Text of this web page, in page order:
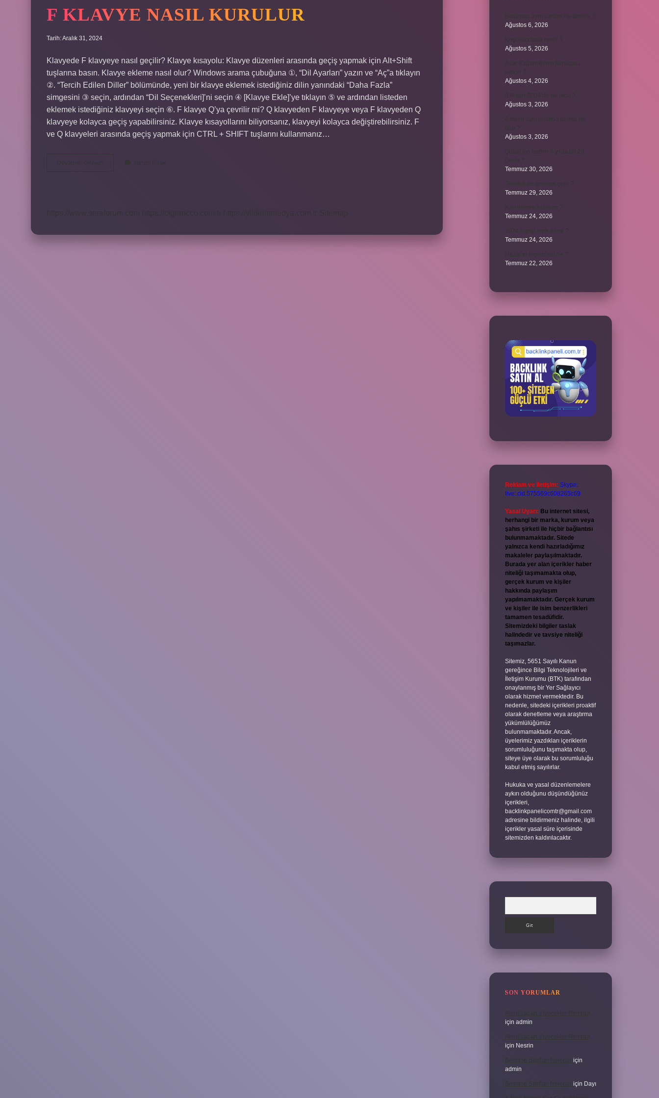
F KLAVYE NASIL KURULUR
Tarih: Aralık 31, 2024
Klavyede F klavyeye nasıl geçilir? Klavye kısayolu: Klavye düzenleri arasında geçiş yapmak için Alt+Shift
tuşlarına basın. Klavye ekleme nasıl olur? Windows arama çubuğuna ①, “Dil Ayarları” yazın ve “Aç”a tıklayın
②. “Tercih Edilen Diller” bölümünde, yeni bir klavye eklemek istediğiniz dilin yanındaki “Daha Fazla”
simgesini ③ seçin, ardından “Dil Seçenekleri]’ni seçin ④ [Klavye Ekle]’ye tıklayın ⑤ ve ardından listeden
eklemek istediğiniz klavyeyi seçin ⑥. F klavye Q’ya çevrilir mi? Q klavyeden F klavyeye veya F klavyeden Q
klavyeye kolayca geçiş yapabilirsiniz. Klavye kısayollarını biliyorsanız, klavyeyi kolayca değiştirebilirsiniz. F
ve Q klavyeleri arasında geçiş yapmak için CTRL + SHIFT tuşlarını kullanmanız…
Ağustos 6, 2026
Ağustos 5, 2026
Ağustos 4, 2026
Ağustos 3, 2026
Ağustos 3, 2026
Temmuz 30, 2026
Temmuz 29, 2026
Temmuz 24, 2026
Temmuz 24, 2026
Temmuz 22, 2026
Reklam ve İletişim: Skype:
live:.cid.575569c608265c69
Yasal Uyarı: Bu internet sitesi,
herhangi bir marka, kurum veya
şahıs şirketi ile hiçbir bağlantısı
bulunmamaktadır. Sitede
yalnızca kendi hazırladığımız
makaleler paylaşılmaktadır.
Burada yer alan içerikler haber
niteliği taşımamakta olup,
gerçek kurum ve kişiler
hakkında paylaşım
yapılmamaktadır. Gerçek kurum
ve kişiler ile isim benzerlikleri
tamamen tesadüfidir.
Sitemizdeki bilgiler taslak
halindedir ve tavsiye niteliği
taşımazlar.
Sitemiz, 5651 Sayılı Kanun
gereğince Bilgi Teknolojileri ve
İletişim Kurumu (BTK) tarafından
onaylanmış bir Yer Sağlayıcı
olarak hizmet vermektedir. Bu
nedenle, sitedeki içerikleri proaktif
olarak denetleme veya araştırma
yükümlülüğümüz
bulunmamaktadır. Ancak,
üyelerimiz yazdıkları içeriklerin
sorumluluğunu taşımakta olup,
siteye üye olarak bu sorumluluğu
kabul etmiş sayılırlar.
Hukuka ve yasal düzenlemelere
aykırı olduğunu düşündüğünüz
içerikleri,
backlinkpanelicomtr@gmail.com
adresine bildirmeniz halinde, ilgili
içerikler yasal süre içerisinde
sitemizden kaldırılacaktır.
SON YORUMLAR
Alerji Yapan Yiyecekler Nelerdir
için admin
Alerji Yapan Yiyecekler Nelerdir
için Nesrin
Belirtme Sıfatları Nelerdir için
admin
Belirtme Sıfatları Nelerdir için Dayı